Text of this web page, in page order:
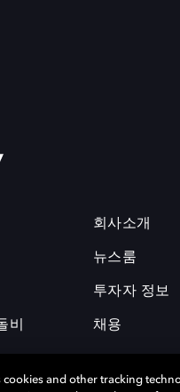
비
회사소개
뉴스룸
투자자 정보
채용
cookies and other tracking